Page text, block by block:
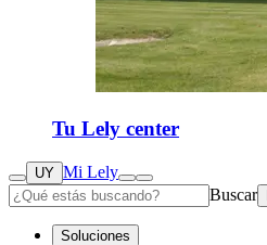
Tu Lely center
UY Mi Lely
Buscar
Soluciones